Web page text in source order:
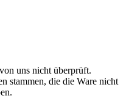
uns nicht überprüft.
stammen, die die Ware nicht